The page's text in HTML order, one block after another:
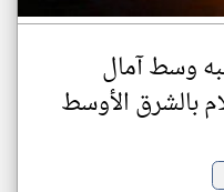
وسط آمال
بالشرق الأوسط